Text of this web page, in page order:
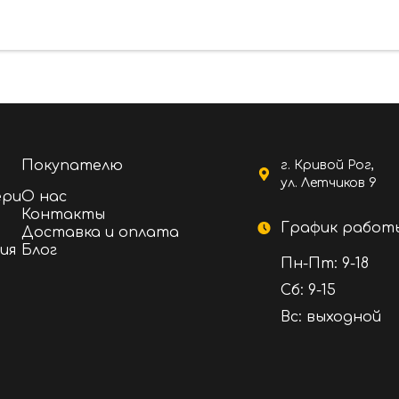
Покупателю
О нас
Контакты
Доставка и оплата
Блог
г. Кривой Рог,
ул. Летчиков 9
График
Пн-Пт: 9-18
Сб: 9-15
Вс: выходной